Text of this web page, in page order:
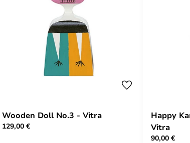
Wooden Doll No.3 - Vitra
129,00 €
Happy
Vitra
90,00 €